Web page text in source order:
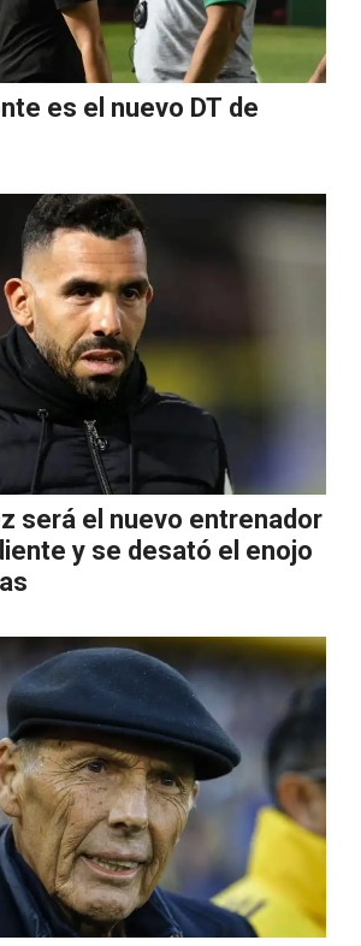
es el nuevo DT de
será el nuevo entrenador
y se desató el enojo